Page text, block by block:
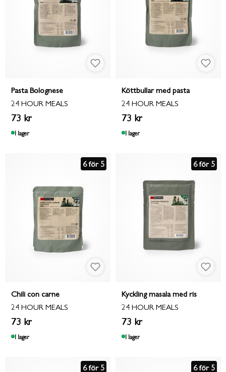
Pasta Bolognese
24 HOUR MEALS
73 kr
I lager
Köttbullar med pasta
24 HOUR MEALS
73 kr
I lager
6 för 5
Chili con carne
24 HOUR MEALS
73 kr
I lager
6 för 5
Kyckling masala med ris
24 HOUR MEALS
73 kr
I lager
6 för 5 6 för 5